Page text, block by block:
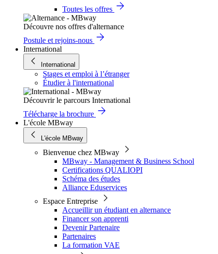
Toutes les offres
Découvre nos offres d'alternance
Postule et rejoins-nous
International
International
Stages et emploi à l’étranger
Étudier à l'international
Découvrir le parcours International
Télécharge la brochure
L'école MBway
L'école MBway
Bienvenue chez MBway
MBway - Management & Business School
Certifications QUALIOPI
Schéma des études
Alliance Eduservices
Espace Entreprise
Accueillir un étudiant en alternance
Financer son apprenti
Devenir Partenaire
Partenaires
La formation VAE